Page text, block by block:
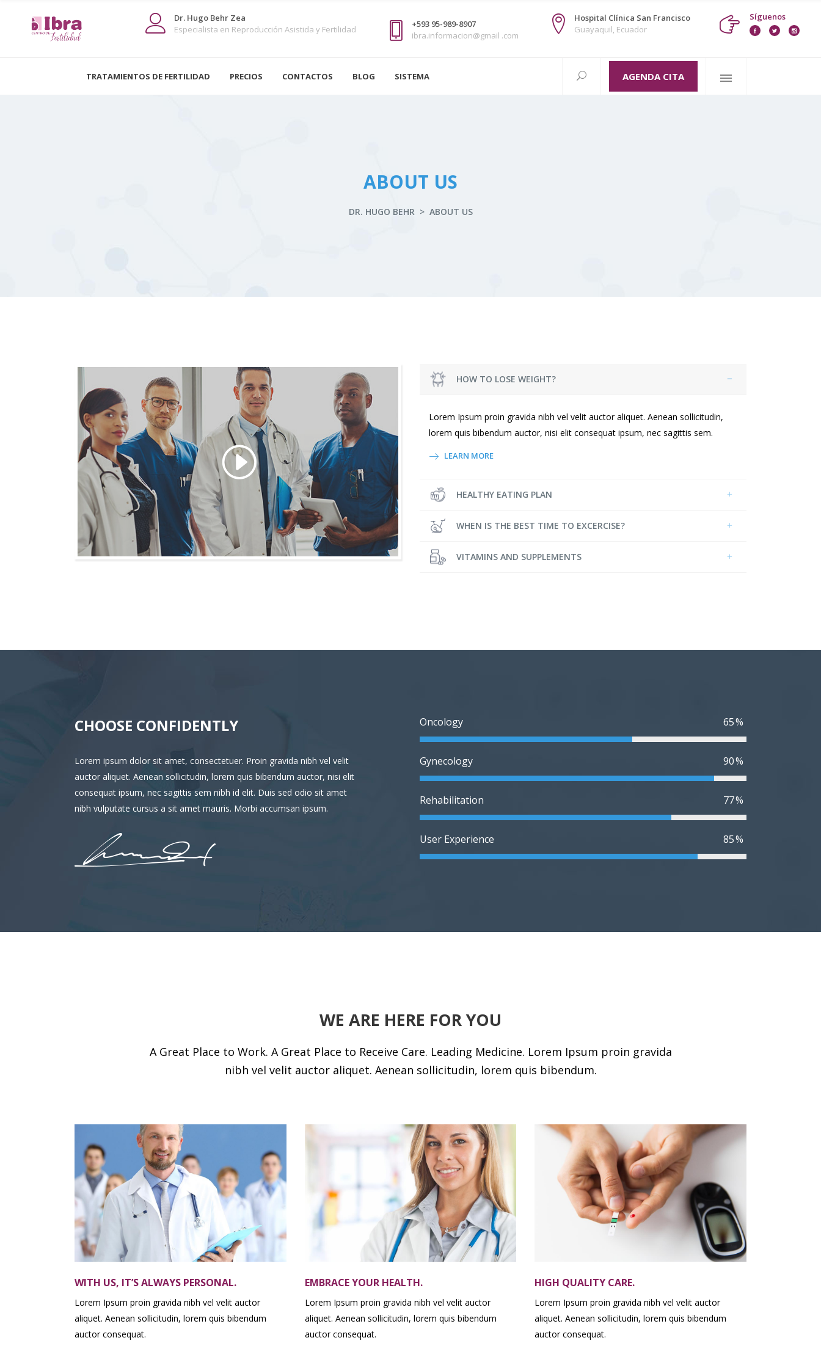
Dr. Hugo Behr Zea
Especialista en Reproducción Asistida y Fertilidad
+593 95-989-8907
ibra.informacion@gmail .com
Hospital Clínica San Francisco
Guayaquil, Ecuador
Síguenos
TRATAMIENTOS DE FERTILIDAD PRECIOS CONTACTOS BLOG SISTEMA AGENDA CITA
ABOUT US
DR. HUGO BEHR> ABOUT US
HOW TO LOSE WEIGHT?
Lorem Ipsum proin gravida nibh vel velit auctor aliquet. Aenean sollicitudin,
lorem quis bibendum auctor, nisi elit consequat ipsum, nec sagittis sem.
LEARN MORE
HEALTHY EATING PLAN
WHEN IS THE BEST TIME TO EXCERCISE?
VITAMINS AND SUPPLEMENTS
CHOOSE CONFIDENTLY
Lorem ipsum dolor sit amet, consectetuer. Proin gravida nibh vel velit
auctor aliquet. Aenean sollicitudin, lorem quis bibendum auctor, nisi elit
consequat ipsum, nec sagittis sem nibh id elit. Duis sed odio sit amet
nibh vulputate cursus a sit amet mauris. Morbi accumsan ipsum.
Oncology 65
Gynecology 90
Rehabilitation 77
User Experience 85
WE ARE HERE FOR YOU
A Great Place to Work. A Great Place to Receive Care. Leading Medicine. Lorem Ipsum proin gravida
nibh vel velit auctor aliquet. Aenean sollicitudin, lorem quis bibendum.
WITH US, IT’S ALWAYS PERSONAL.
Lorem Ipsum proin gravida nibh vel velit auctor
aliquet. Aenean sollicitudin, lorem quis bibendum
auctor consequat.
EMBRACE YOUR HEALTH.
Lorem Ipsum proin gravida nibh vel velit auctor
aliquet. Aenean sollicitudin, lorem quis bibendum
auctor consequat.
HIGH QUALITY CARE.
Lorem Ipsum proin gravida nibh vel velit auctor
aliquet. Aenean sollicitudin, lorem quis bibendum
auctor consequat.